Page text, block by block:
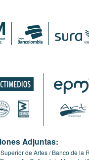
Adjuntas:
de Artes Banco de la